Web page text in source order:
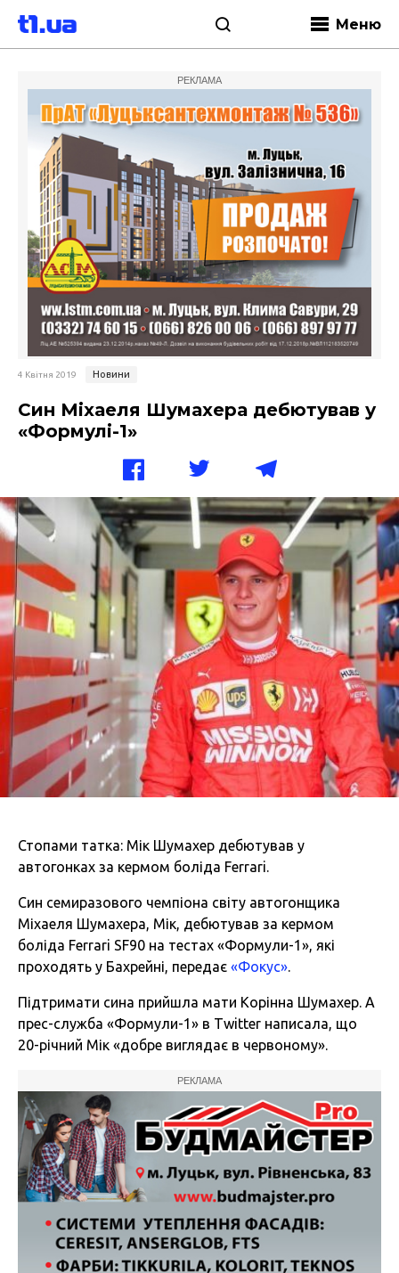
Меню
РЕКЛАМА
4 Квітня 2019 Новини
Син Міхаеля Шумахера дебютував у
«Формулі-1»
Стопами татка: Мік Шумахер дебютував у
автогонках за кермом боліда Ferrari.
Син семиразового чемпіона світу автогонщика
Міхаеля Шумахера, Мік, дебютував за кермом
боліда Ferrari SF90 на тестах «Формули-1», які
проходять у Бахрейні, передає «Фокус».
Підтримати сина прийшла мати Корінна Шумахер. А
прес-служба «Формули-1» в Тwitter написала, що
20-річний Мік «добре виглядає в червоному».
РЕКЛАМА